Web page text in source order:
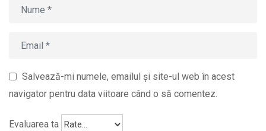
Salvează-mi numele, emailul și site-ul web în acest
navigator pentru data viitoare când o să comentez.
Evaluarea ta